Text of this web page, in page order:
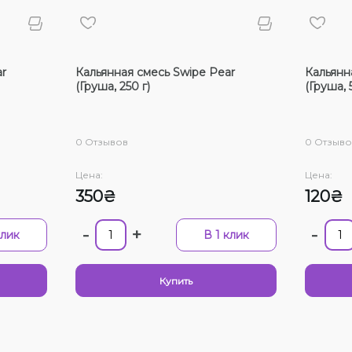
Киви
Кальянная смесь Swipe Pear
(Груша, 250 г)
0 Отзывов
Цена:
350₴
- + В 1 клик
Купить
(Груша,
0
Цена:
120₴
-